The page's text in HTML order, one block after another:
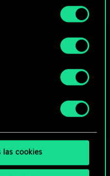
sobre nuestro uso
el menú «Ajustes» de
las cookies